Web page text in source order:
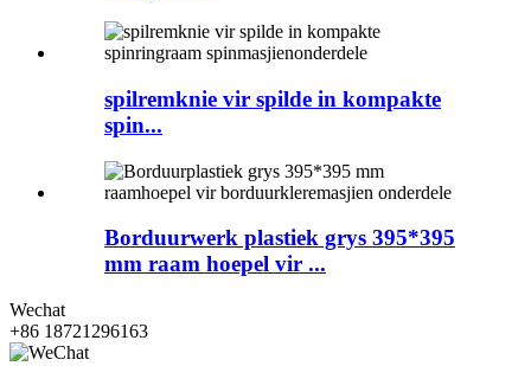
spilremknie vir spilde in kompakte
spin...
Borduurwerk plastiek grys 395*395
mm raam hoepel vir ...
Wechat
+86 18721296163